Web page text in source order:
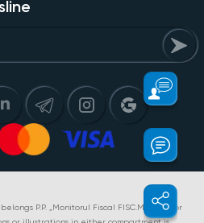
P.P. „Monitorul Fiscal FISC.MD”. Full or